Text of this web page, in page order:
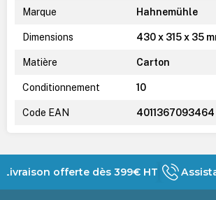
Marque Hahnemühle
Dimensions 430 x 315 x 35
Matière Carton
Conditionnement 10
Code EAN 4011367093464
Livraison offerte dès 399€ HT